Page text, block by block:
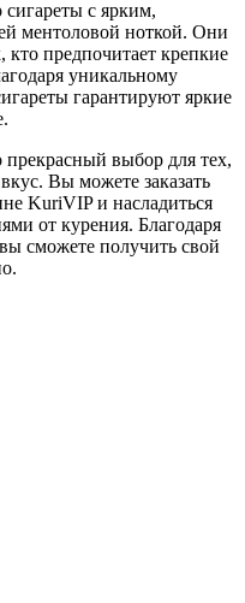
сигареты с ярким,
ментоловой ноткой. Они
предпочитает крепкие
уникальному
гарантируют яркие
прекрасный выбор для тех,
Вы можете заказать
KuriVIP и насладиться
от курения. Благодаря
сможете получить свой